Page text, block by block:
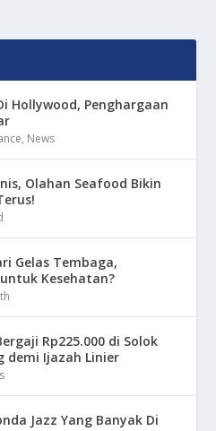
Hollywood, Penghargaan
, News
Olahan Seafood Bikin
Gelas Tembaga,
Kesehatan?
Rp225.000 di Solok
demi Ijazah Linier
Jazz Yang Banyak Di